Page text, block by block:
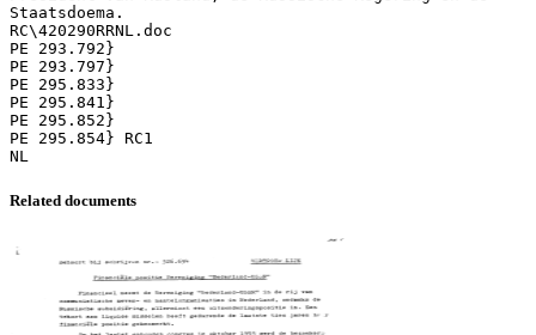
Staatsdoema.
RC\420290RRNL.doc
PE 293.792}
PE 293.797}
PE 295.833}
PE 295.841}
PE 295.852}
PE 295.854} RC1
Related documents